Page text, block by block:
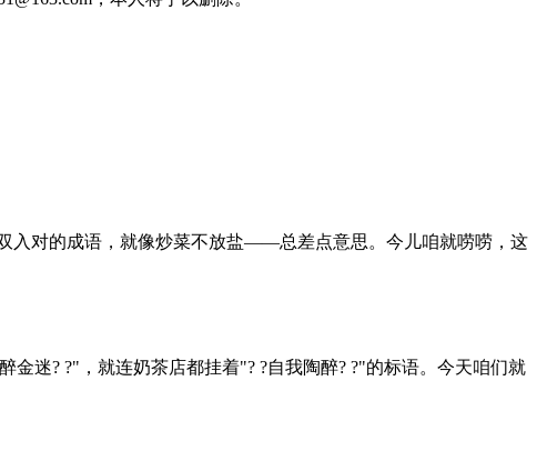
入对的成语，就像炒菜不放盐——总差点意思。今儿咱就唠唠，这
迷? ?"，就连奶茶店都挂着"? ?自我陶醉? ?"的标语。今天咱们就